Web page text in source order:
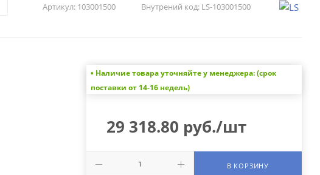
Артикул: 103001500 Внутрений код: LS-103001500
• Наличие товара уточняйте у менеджера: (срок
поставки от 14-16 недель)
29 318.80 руб./шт
В КОРЗИНУ